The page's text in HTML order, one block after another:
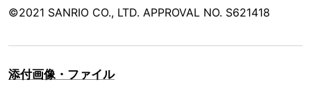
©2021 SANRIO CO., LTD. APPROVAL NO. S621418
添付画像・ファイル